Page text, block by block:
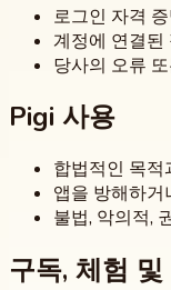
로그인 자격
계정에 연결
당사의 오류
Pigi 사용
합법적인 목적
앱을 방해하거
불법, 악의적,
구독, 체험